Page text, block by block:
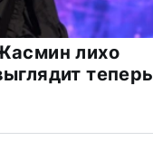
лихо
теперь